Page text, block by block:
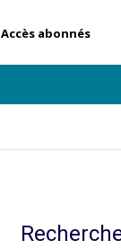
Accès abonnés